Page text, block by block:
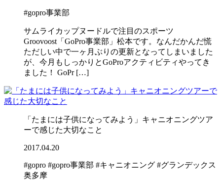
#gopro事業部
サムライカップヌードルで注目のスポーツ
Groovoost「GoPro事業部」松本です。なんだかんだ慌
ただしい中で一ヶ月ぶりの更新となってしまいました
が、今月もしっかりとGoProアクティビティやってき
ました！ GoPr […]
「たまには子供になってみよう」キャニオニングツア
ーで感じた大切なこと
2017.04.20
#gopro #gopro事業部 #キャニオニング #グランデックス
奥多摩